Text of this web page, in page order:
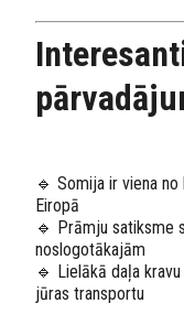
🔹 Somija ir viena
Eiropā
🔹 Prāmju satiksme
noslogotākajām
🔹 Lielākā daļa
jūras transportu